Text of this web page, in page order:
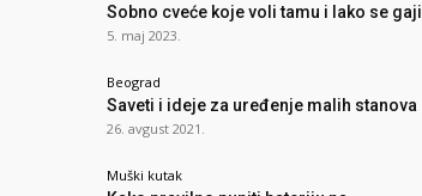
Sobno cveće koje voli tamu i lako se gaji
5. maj 2023.
Beograd
Saveti i ideje za uređenje malih stanova
26. avgust 2021.
Muški kutak